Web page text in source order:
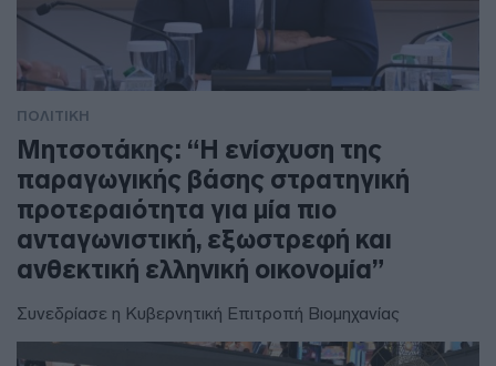
ΠΟΛΙΤΙΚΗ
Μητσοτάκης: “Η ενίσχυση της
παραγωγικής βάσης στρατηγική
προτεραιότητα για μία πιο
ανταγωνιστική, εξωστρεφή και
ανθεκτική ελληνική οικονομία”
Συνεδρίασε η Κυβερνητική Επιτροπή Βιομηχανίας